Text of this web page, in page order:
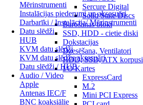
Mērinstrumenti
Instalācijas piederumi un aksesuāri
Darbarīki / Instalācija/ Mērinstrumenti
Datu slēdži
HUB
KVM datu slēdži
KVM datu slēdžu aksesuāri
Datu slēdži / HUB
Audio / Video
Apple
Antenas IEC/F
BNC koaksiālie
Sercure Digital
Solid State Discs
Barošanas bloki
SSD, HDD - cietie diski
Dokstacijas
Dzesēšana, Ventilatori
HDD, SSD, ATX korpusi
I/O Kartes
ExpressCard
M.2
Mini PCI Express